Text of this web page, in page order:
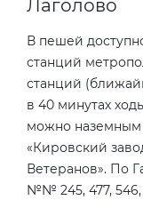
Лаголово
В пешей
станций
станций
в 40 минутах
можно наземным
«Кировский
Ветеранов». По
№№ 245, 477, 546,